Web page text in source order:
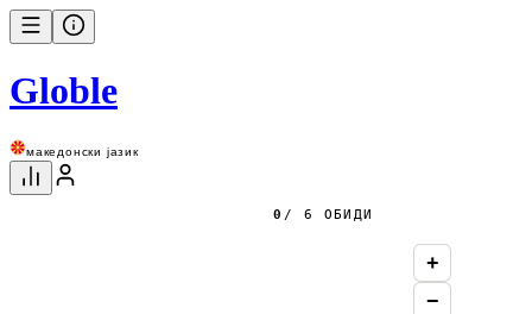
Globle
македонски јазик
0 / 6 ОБИДИ
+
−